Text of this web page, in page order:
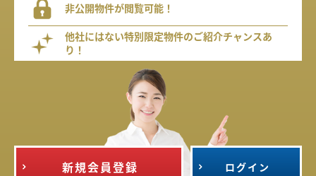
非公開物件が閲覧可能！
他社にはない特別限定物件のご紹介チャンスあ
り！
新規会員登録 ログイン